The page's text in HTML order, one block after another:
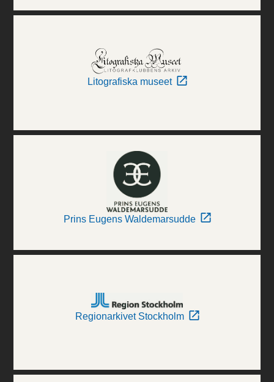
Litografiska museet
Prins Eugens Waldemarsudde
Regionarkivet Stockholm